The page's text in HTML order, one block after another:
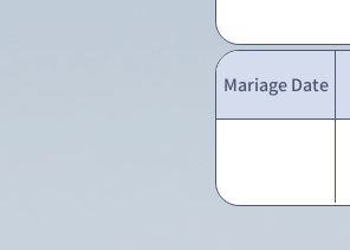
Mariage Date